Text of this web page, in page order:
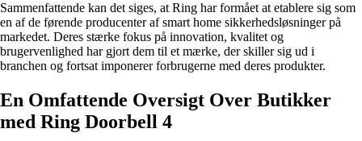
Sammenfattende kan det siges, at Ring har formået at etablere sig som
en af de førende producenter af smart home sikkerhedsløsninger på
markedet. Deres stærke fokus på innovation, kvalitet og
brugervenlighed har gjort dem til et mærke, der skiller sig ud i
branchen og fortsat imponerer forbrugerne med deres produkter.
En Omfattende Oversigt Over Butikker
med Ring Doorbell 4